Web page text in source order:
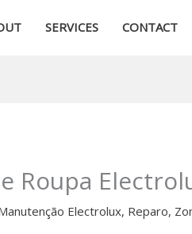
SERVICES CONTACT
Roupa
Electrolux, Reparo,